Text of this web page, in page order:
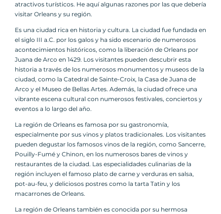
atractivos turísticos. He aquí algunas razones por las que debería
visitar Orleans y su región.
Es una ciudad rica en historia y cultura. La ciudad fue fundada en
el siglo III a.C. por los galos y ha sido escenario de numerosos
acontecimientos históricos, como la liberación de Orleans por
Juana de Arco en 1429. Los visitantes pueden descubrir esta
historia a través de los numerosos monumentos y museos de la
ciudad, como la Catedral de Sainte-Croix, la Casa de Juana de
Arco y el Museo de Bellas Artes. Además, la ciudad ofrece una
vibrante escena cultural con numerosos festivales, conciertos y
eventos a lo largo del año.
La región de Orleans es famosa por su gastronomía,
especialmente por sus vinos y platos tradicionales. Los visitantes
pueden degustar los famosos vinos de la región, como Sancerre,
Pouilly-Fumé y Chinon, en los numerosos bares de vinos y
restaurantes de la ciudad. Las especialidades culinarias de la
región incluyen el famoso plato de carne y verduras en salsa,
pot-au-feu, y deliciosos postres como la tarta Tatin y los
macarrones de Orleans.
La región de Orleans también es conocida por su hermosa